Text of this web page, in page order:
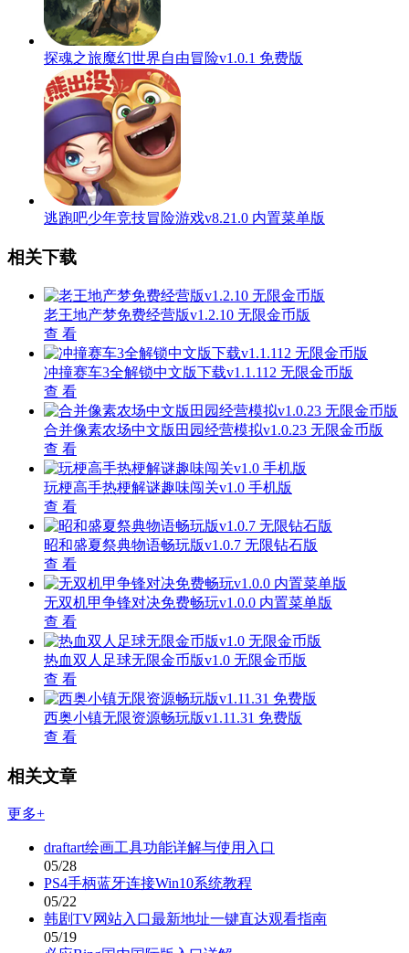
探魂之旅魔幻世界自由冒险v1.0.1 免费版
逃跑吧少年竞技冒险游戏v8.21.0 内置菜单版
相关下载
老王地产梦免费经营版v1.2.10 无限金币版
查 看
冲撞赛车3全解锁中文版下载v1.1.112 无限金币版
查 看
合并像素农场中文版田园经营模拟v1.0.23 无限金币版
查 看
玩梗高手热梗解谜趣味闯关v1.0 手机版
查 看
昭和盛夏祭典物语畅玩版v1.0.7 无限钻石版
查 看
无双机甲争锋对决免费畅玩v1.0.0 内置菜单版
查 看
热血双人足球无限金币版v1.0 无限金币版
查 看
西奥小镇无限资源畅玩版v1.11.31 免费版
查 看
相关文章
更多+
draftart绘画工具功能详解与使用入口
05/28
PS4手柄蓝牙连接Win10系统教程
05/22
韩剧TV网站入口最新地址一键直达观看指南
05/19